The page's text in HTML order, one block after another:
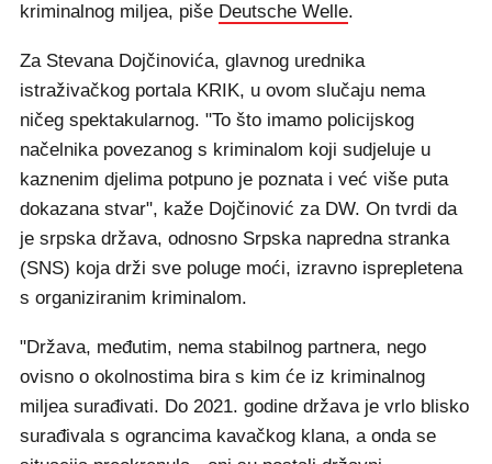
kriminalnog miljea, piše Deutsche Welle.
Za Stevana Dojčinovića, glavnog urednika
istraživačkog portala KRIK, u ovom slučaju nema
ničeg spektakularnog. "To što imamo policijskog
načelnika povezanog s kriminalom koji sudjeluje u
kaznenim djelima potpuno je poznata i već više puta
dokazana stvar", kaže Dojčinović za DW. On tvrdi da
je srpska država, odnosno Srpska napredna stranka
(SNS) koja drži sve poluge moći, izravno isprepletena
s organiziranim kriminalom.
"Država, međutim, nema stabilnog partnera, nego
ovisno o okolnostima bira s kim će iz kriminalnog
miljea surađivati. Do 2021. godine država je vrlo blisko
surađivala s ograncima kavačkog klana, a onda se